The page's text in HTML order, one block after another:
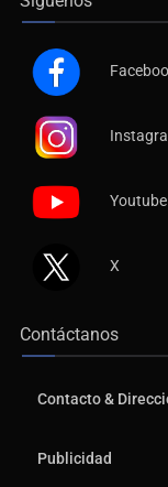
Youtube
X
Contáctanos
Contacto &
Publicidad